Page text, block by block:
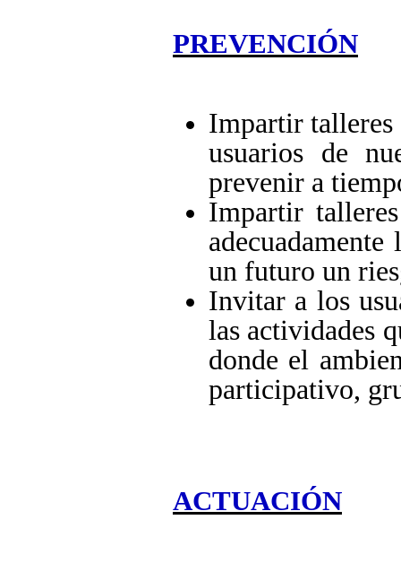
PREVENCIÓN
Impartir talleres
usuarios de
prevenir a
Impartir
un futuro un
Invitar a los
las actividades
donde el
participativo,
ACTUACIÓN